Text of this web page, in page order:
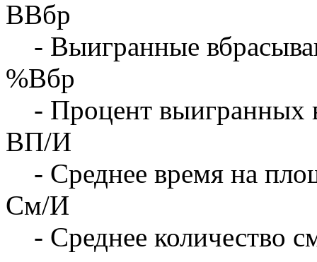
ВВбр
- Выигранные
%Вбр
- Процент выигранных
ВП/И
- Среднее время на
См/И
- Среднее количество